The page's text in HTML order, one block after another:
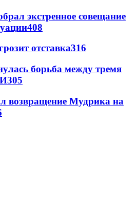
экстренное совещание
408
отставка316
борьба между тремя
305
возвращение Мудрика на